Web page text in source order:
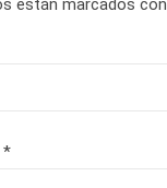
están marcados con
*